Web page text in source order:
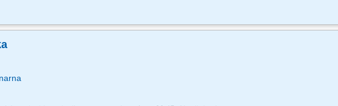
Obsługa korespondencji (przyjmowanie, wysyłanie). Współpraca z firmami kurierskimi.